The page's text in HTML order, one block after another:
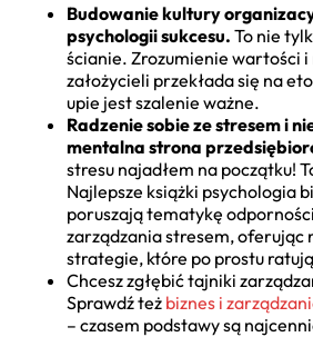
Budowanie kultury
psychologii sukcesu. To nie
ścianie. Zrozumienie wartości
założycieli przekłada się na
upie jest szalenie ważne.
Radzenie sobie ze stresem i
mentalna strona
stresu najadłem na początku!
Najlepsze książki psychologia
poruszają tematykę
zarządzania stresem, oferując
strategie, które po prostu
Chcesz zgłębić tajniki
Sprawdź też biznes i
– czasem podstawy są